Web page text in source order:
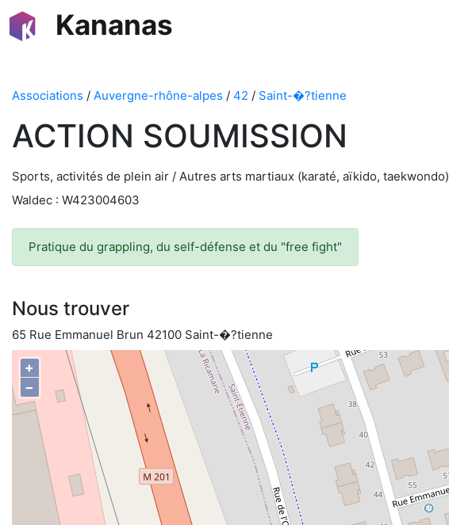
Kananas
Associations / Auvergne-rhône-alpes / 42 / Saint-�?tienne
ACTION SOUMISSION
Sports, activités de plein air / Autres arts martiaux (karaté, aïkido, taekwondo)
Waldec : W423004603
Pratique du grappling, du self-défense et du "free fight"
Nous trouver
65 Rue Emmanuel Brun 42100 Saint-�?tienne
+
−